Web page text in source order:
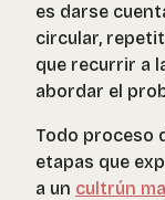
es darse
circular,
que recurrir a
abordar el
Todo proceso
etapas que
a un cultrún